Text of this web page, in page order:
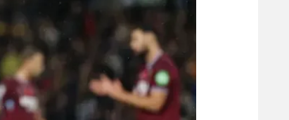
תקנון פעילות ספורט 1
רשיון להקרנה פומבית לבית עסק
הצטרפות לחבילת הערוצים
לוח דרושים – ג'ובנט